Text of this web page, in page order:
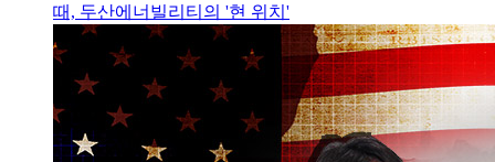
때, 두산에너빌리티의 '현 위치'